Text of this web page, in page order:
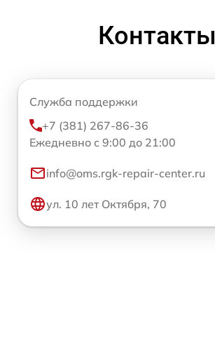
Контакты
Служба поддержки
+7 (381) 267-86-36
Ежедневно с 9:00 до 21:00
info@oms.rgk-repair-center.ru
ул. 10 лет Октября, 70